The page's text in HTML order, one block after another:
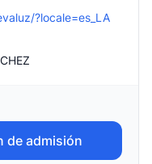
?locale=es_LA
de admisión